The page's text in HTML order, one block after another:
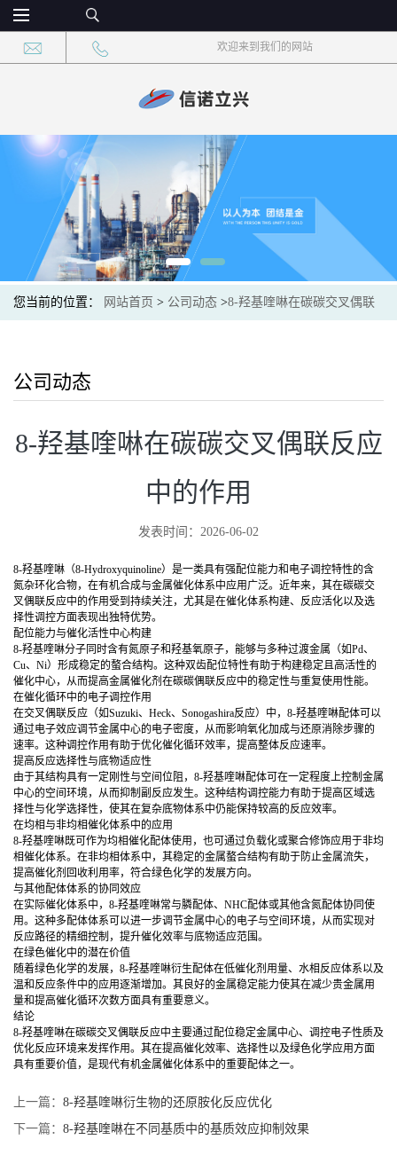
欢迎来到我们的网站
您当前的位置： 网站首页 > 公司动态 >8-羟基喹啉在碳碳交叉偶联
公司动态
8-羟基喹啉在碳碳交叉偶联反应
中的作用
发表时间：2026-06-02
8-羟基喹啉（8-Hydroxyquinoline）是一类具有强配位能力和电子调控特性的含
氮杂环化合物，在有机合成与金属催化体系中应用广泛。近年来，其在碳碳交
叉偶联反应中的作用受到持续关注，尤其是在催化体系构建、反应活化以及选
择性调控方面表现出独特优势。
配位能力与催化活性中心构建
8-羟基喹啉分子同时含有氮原子和羟基氧原子，能够与多种过渡金属（如Pd、
Cu、Ni）形成稳定的螯合结构。这种双齿配位特性有助于构建稳定且高活性的
催化中心，从而提高金属催化剂在碳碳偶联反应中的稳定性与重复使用性能。
在催化循环中的电子调控作用
在交叉偶联反应（如Suzuki、Heck、Sonogashira反应）中，8-羟基喹啉配体可以
通过电子效应调节金属中心的电子密度，从而影响氧化加成与还原消除步骤的
速率。这种调控作用有助于优化催化循环效率，提高整体反应速率。
提高反应选择性与底物适应性
由于其结构具有一定刚性与空间位阻，8-羟基喹啉配体可在一定程度上控制金属
中心的空间环境，从而抑制副反应发生。这种结构调控能力有助于提高区域选
择性与化学选择性，使其在复杂底物体系中仍能保持较高的反应效率。
在均相与非均相催化体系中的应用
8-羟基喹啉既可作为均相催化配体使用，也可通过负载化或聚合修饰应用于非均
相催化体系。在非均相体系中，其稳定的金属螯合结构有助于防止金属流失，
提高催化剂回收利用率，符合绿色化学的发展方向。
与其他配体体系的协同效应
在实际催化体系中，8-羟基喹啉常与膦配体、NHC配体或其他含氮配体协同使
用。这种多配体体系可以进一步调节金属中心的电子与空间环境，从而实现对
反应路径的精细控制，提升催化效率与底物适应范围。
在绿色催化中的潜在价值
随着绿色化学的发展，8-羟基喹啉衍生配体在低催化剂用量、水相反应体系以及
温和反应条件中的应用逐渐增加。其良好的金属稳定能力使其在减少贵金属用
量和提高催化循环次数方面具有重要意义。
结论
8-羟基喹啉在碳碳交叉偶联反应中主要通过配位稳定金属中心、调控电子性质及
优化反应环境来发挥作用。其在提高催化效率、选择性以及绿色化学应用方面
具有重要价值，是现代有机金属催化体系中的重要配体之一。
上一篇： 8-羟基喹啉衍生物的还原胺化反应优化
下一篇： 8-羟基喹啉在不同基质中的基质效应抑制效果